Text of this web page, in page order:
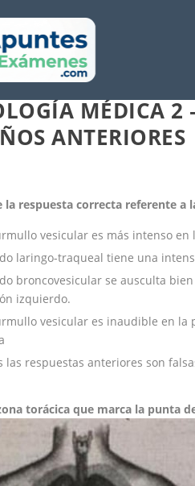
MÉDICA 2
ANTERIORES
la respuesta correcta referente
vesicular es más intenso en
laringo-traqueal tiene una
broncovesicular se ausculta
izquierdo.
vesicular es inaudible en
las respuestas anteriores son
torácica que marca la punta